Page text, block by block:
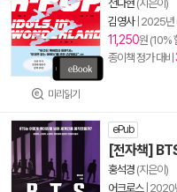
미리읽기
전다현 (지은이)
김영사| 2025년
11,250원 (10%
종이책 정가 대비
ePub
[전자책]
홍석경 (지은이)
어크로스| 2020